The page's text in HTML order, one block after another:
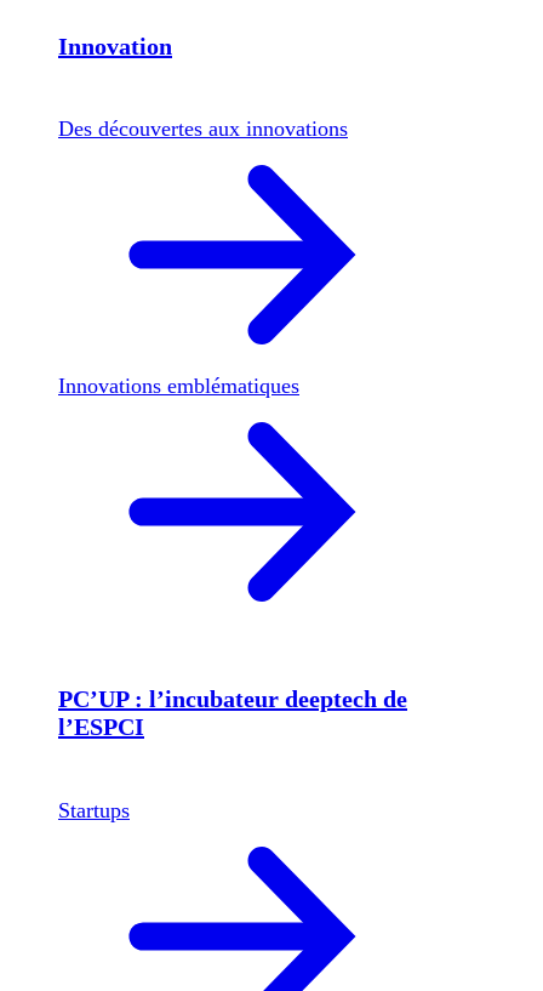
Innovation
Des découvertes aux innovations
Innovations emblématiques
PC’UP : l’incubateur deeptech de
l’ESPCI
Startups